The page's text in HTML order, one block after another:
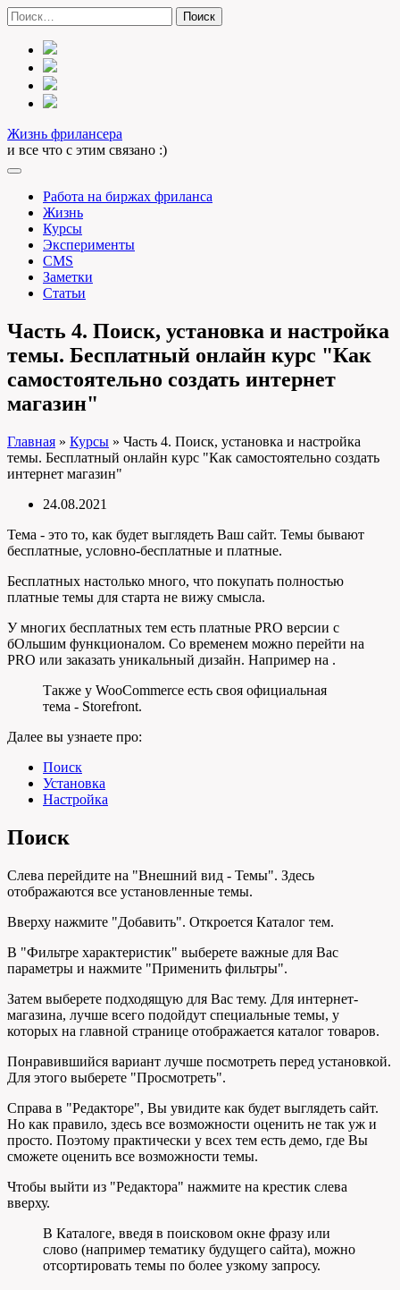
Skip
to
content
Найти:
Жизнь фрилансера
и все что с этим связано :)
Работа на биржах фриланса
Жизнь
Курсы
Эксперименты
CMS
Заметки
Статьи
Часть 4. Поиск, установка и настройка
темы. Бесплатный онлайн курс "Как
самостоятельно создать интернет
магазин"
Главная » Курсы » Часть 4. Поиск, установка и настройка
темы. Бесплатный онлайн курс "Как самостоятельно создать
интернет магазин"
24.08.2021
Тема - это то, как будет выглядеть Ваш сайт. Темы бывают
бесплатные, условно-бесплатные и платные.
Бесплатных настолько много, что покупать полностью
платные темы для старта не вижу смысла.
У многих бесплатных тем есть платные PRO версии с
бОльшим функционалом. Со временем можно перейти на
PRO или заказать уникальный дизайн. Например на .
Также у WooCommerce есть своя официальная
тема - Storefront.
Далее вы узнаете про:
Поиск
Установка
Настройка
Поиск
Слева перейдите на "Внешний вид - Темы". Здесь
отображаются все установленные темы.
Вверху нажмите "Добавить". Откроется Каталог тем.
В "Фильтре характеристик" выберете важные для Вас
параметры и нажмите "Применить фильтры".
Затем выберете подходящую для Вас тему. Для интернет-
магазина, лучше всего подойдут специальные темы, у
которых на главной странице отображается каталог товаров.
Понравившийся вариант лучше посмотреть перед установкой.
Для этого выберете "Просмотреть".
Справа в "Редакторе", Вы увидите как будет выглядеть сайт.
Но как правило, здесь все возможности оценить не так уж и
просто. Поэтому практически у всех тем есть демо, где Вы
сможете оценить все возможности темы.
Чтобы выйти из "Редактора" нажмите на крестик слева
вверху.
В Каталоге, введя в поисковом окне фразу или
слово (например тематику будущего сайта), можно
отсортировать темы по более узкому запросу.